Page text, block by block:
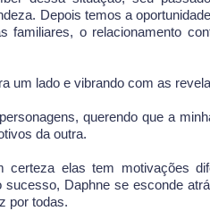
Depois temos a
familiares, o relacionamento
um lado e vibrando com as
querendo que a
da outra.
elas tem motivações
Daphne se esconde
por todas.